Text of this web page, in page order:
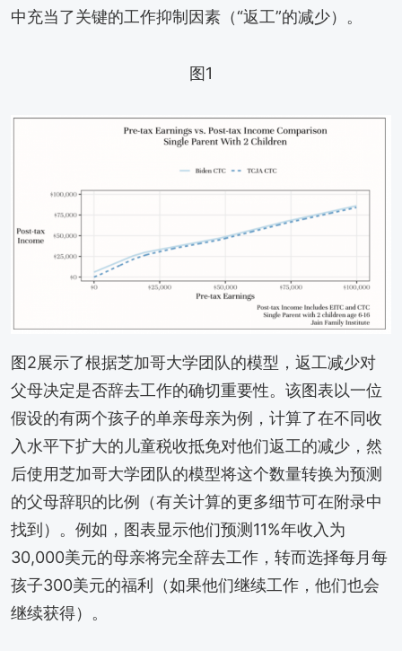
中充当了关键的工作抑制因素（“返工”的减少）。
图1
图2展示了根据芝加哥大学团队的模型，返工减少对
父母决定是否辞去工作的确切重要性。该图表以一位
假设的有两个孩子的单亲母亲为例，计算了在不同收
入水平下扩大的儿童税收抵免对他们返工的减少，然
后使用芝加哥大学团队的模型将这个数量转换为预测
的父母辞职的比例（有关计算的更多细节可在附录中
找到）。例如，图表显示他们预测11%年收入为
30,000美元的母亲将完全辞去工作，转而选择每月每
孩子300美元的福利（如果他们继续工作，他们也会
继续获得）。